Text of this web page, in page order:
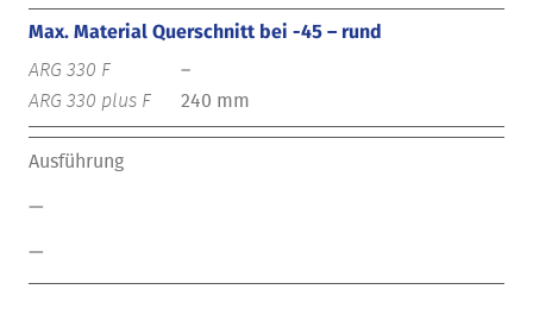
Max. Material Querschnitt bei -45 – rund
–
240 mm
Ausführung
—
—